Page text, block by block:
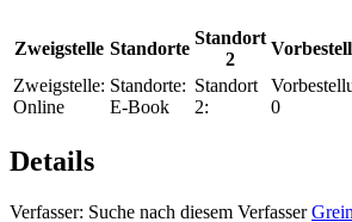
Zweigstelle Standorte
Standort
2
Zweigstelle:
Online
Standorte:
E-Book
Standort
2:
0
Details
Verfasser: Suche nach diesem Verfasser